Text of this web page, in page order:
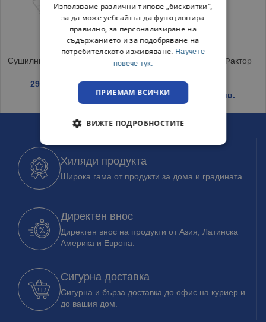
Сушилник за дрехи Хармония
29.15 / 57.00 лв.
Сушилник за дрехи Фактор
18.20 / 35.60 лв.
Хиляди продукта
Широка гама от продукти за дома и градината.
Директен внос
Директен внос на продукти от Азия, Латинска
Америка и Европа.
Сигурна доставка
Сигурна и бърза доставка до офис на куриер и
до вашия дом.
Използваме различни типове „бисквитки“,
за да може уебсайтът да функционира
правилно, за персонализиране на
съдържанието и за подобряване на
потребителското изживяване. Научете
повече тук.
ПРИЕМАМ ВСИЧКИ
ВИЖТЕ ПОДРОБНОСТИТЕ